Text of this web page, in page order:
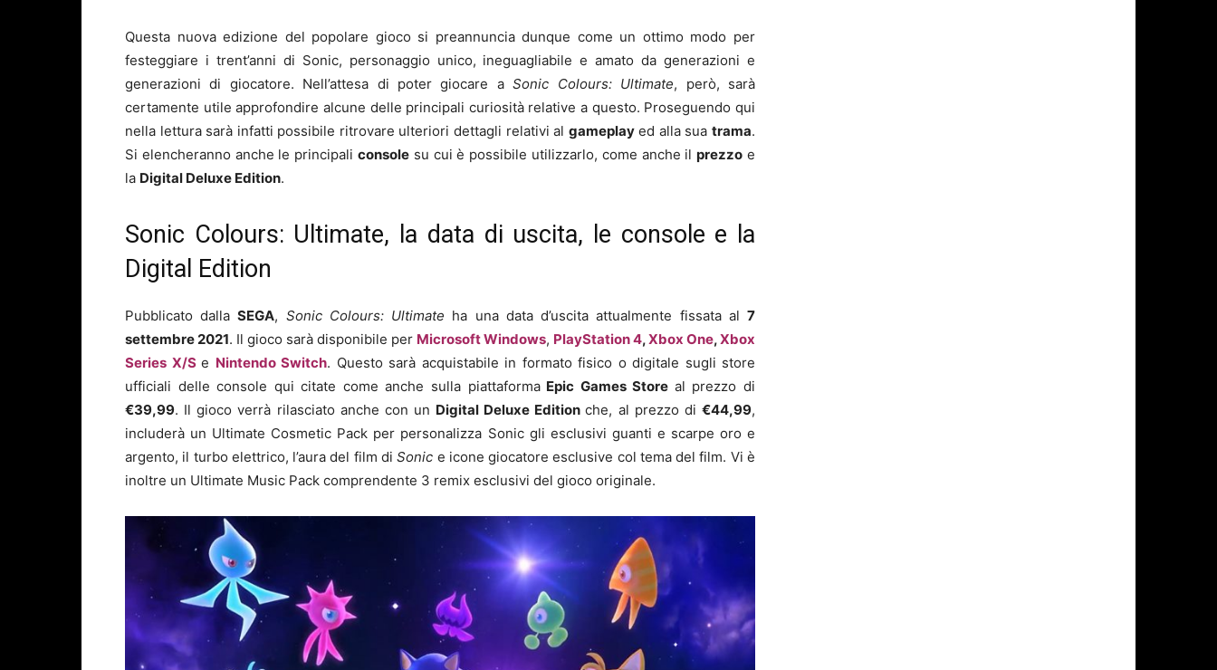
Questa nuova edizione del popolare gioco si preannuncia dunque come un ottimo modo per
festeggiare i trent’anni di Sonic, personaggio unico, ineguagliabile e amato da generazioni e
generazioni di giocatore. Nell’attesa di poter giocare aSonic Colours: Ultimate, però, sarà
certamente utile approfondire alcune delle principali curiosità relative a questo. Proseguendo qui
nella lettura sarà infatti possibile ritrovare ulteriori dettagli relativi al gameplayed alla suatrama.
Si elencheranno anche le principali console su cui è possibile utilizzarlo, come anche ilprezzo e
la Digital Deluxe Edition.
Sonic Colours: Ultimate, la data di uscita, le console e la
Digital Edition
Pubblicato dallaSEGA, Sonic Colours: Ultimate ha una data d’uscita attualmente fissata al7
settembre2021. Il gioco sarà disponibile per Microsoft Windows, PlayStation 4,Xbox One,Xbox
Series X/S e Nintendo Switch. Questo sarà acquistabile in formato fisico o digitale sugli store
ufficiali delle console qui citate come anche sulla piattaformaEpic Games Store al prezzo di
€39,99. Il gioco verrà rilasciato anche con un Digital Deluxe Editionche, al prezzo di€44,99,
includerà un Ultimate Cosmetic Pack per personalizza Sonic gli esclusivi guanti e scarpe oro e
argento, il turbo elettrico, l’aura del film diSonic e icone giocatore esclusive col tema del film. Vi è
inoltre un Ultimate Music Pack comprendente 3 remix esclusivi del gioco originale.